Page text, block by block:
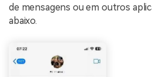
de mensagens ou em outros
abaixo.